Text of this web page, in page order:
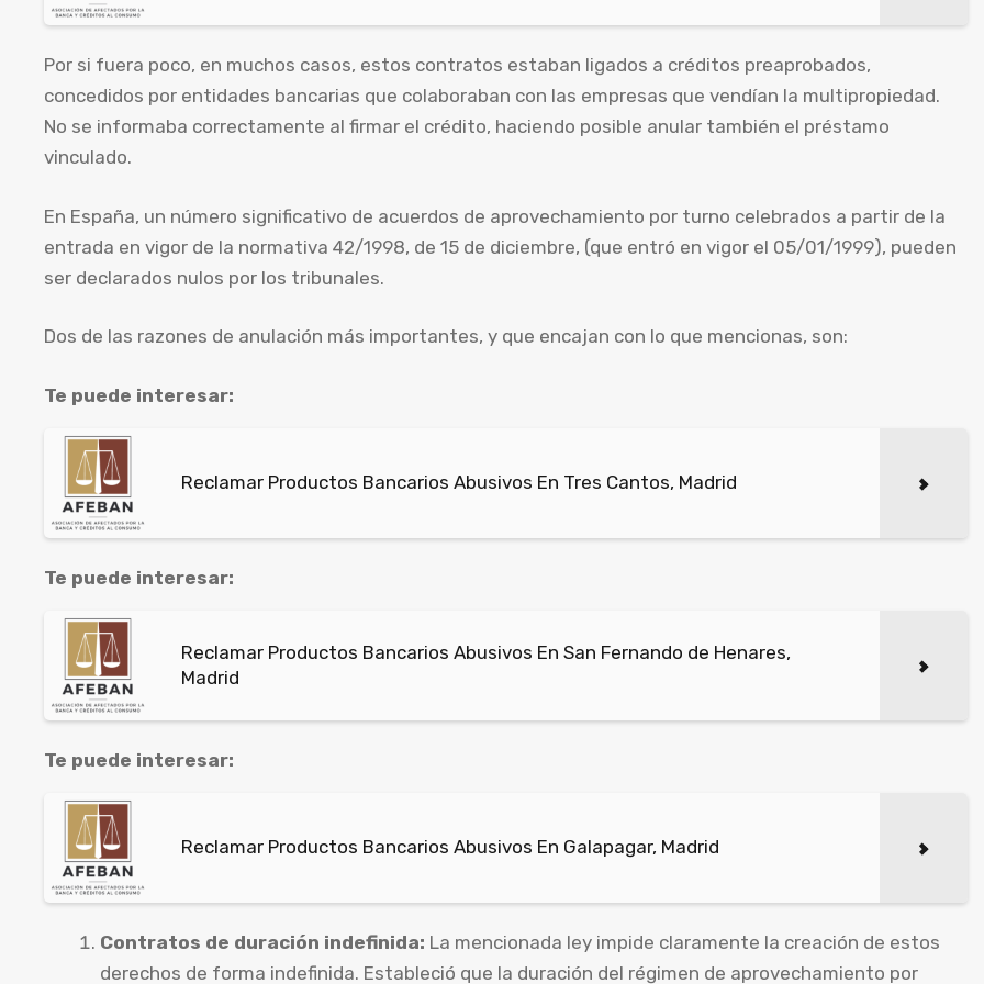
Por si fuera poco, en muchos casos, estos contratos estaban ligados a créditos preaprobados,
concedidos por entidades bancarias que colaboraban con las empresas que vendían la multipropiedad.
No se informaba correctamente al firmar el crédito, haciendo posible anular también el préstamo
vinculado.
En España, un número significativo de acuerdos de aprovechamiento por turno celebrados a partir de la
entrada en vigor de la normativa 42/1998, de 15 de diciembre, (que entró en vigor el 05/01/1999), pueden
ser declarados nulos por los tribunales.
Dos de las razones de anulación más importantes, y que encajan con lo que mencionas, son:
Te puede interesar:
Reclamar Productos Bancarios Abusivos En Tres Cantos, Madrid
Te puede interesar:
Reclamar Productos Bancarios Abusivos En San Fernando de Henares,
Madrid
Te puede interesar:
Reclamar Productos Bancarios Abusivos En Galapagar, Madrid
Contratos de duración indefinida: La mencionada ley impide claramente la creación de estos
derechos de forma indefinida. Estableció que la duración del régimen de aprovechamiento por